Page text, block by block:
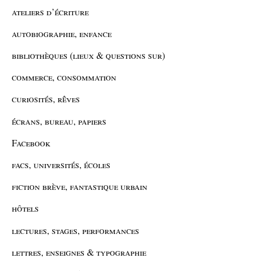
ateliers d’écriture
autobiographie, enfance
bibliothèques (lieux & questions sur)
commerce, consommation
curiosités, rêves
écrans, bureau, papiers
Facebook
facs, universités, écoles
fiction brève, fantastique urbain
hôtels
lectures, stages, performances
lettres, enseignes & typographie